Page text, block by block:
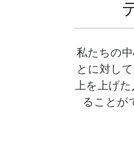
私たちの
とに対し
上を上げ
ることが